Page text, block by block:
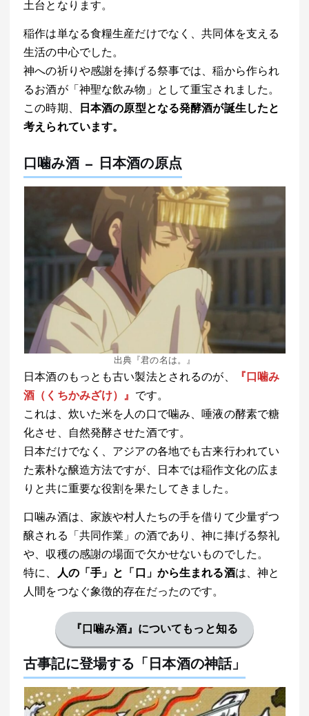
土台となります。
稲作は単なる食糧生産だけでなく、共同体を支える
生活の中心でした。
神への祈りや感謝を捧げる祭事では、稲から作られ
るお酒が「神聖な飲み物」として重宝されました。
この時期、
日本酒の原型となる発酵酒が誕生したと
考えられています。
口噛み酒 — 日本酒の原点
出典『君の名は。』
日本酒のもっとも古い製法とされるのが、
『口噛み
酒（くちかみざけ）』 です。
これは、炊いた米を人の口で噛み、唾液の酵素で糖
化させ、自然発酵させた酒です。
日本だけでなく、アジアの各地でも古来行われてい
た素朴な醸造方法ですが、日本では稲作文化の広ま
りと共に重要な役割を果たしてきました。
口噛み酒は、家族や村人たちの手を借りて少量ずつ
醸される「共同作業」の酒であり、神に捧げる祭礼
や、収穫の感謝の場面で欠かせないものでした。
特に、 人の「手」と「口」から生まれる酒は、神と
人間をつなぐ象徴的存在だったのです。
『口噛み酒』についてもっと知る
古事記に登場する「日本酒の神話」